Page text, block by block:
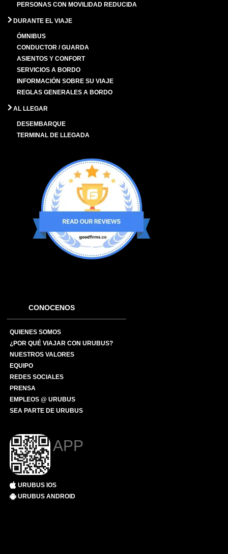
PERSONAS CON MOVILIDAD REDUCIDA
DURANTE EL VIAJE
ÓMNIBUS
CONDUCTOR / GUARDA
ASIENTOS Y CONFORT
SERVICIOS A BORDO
INFORMACIÓN SOBRE SU VIAJE
REGLAS GENERALES A BORDO
AL LLEGAR
DESEMBARQUE
TERMINAL DE LLEGADA
CONOCENOS
QUIENES SOMOS
¿POR QUÉ VIAJAR CON URUBUS?
NUESTROS VALORES
EQUIPO
REDES SOCIALES
PRENSA
EMPLEOS @ URUBUS
SEA PARTE DE URUBUS
APP
URUBUS IOS
URUBUS ANDROID